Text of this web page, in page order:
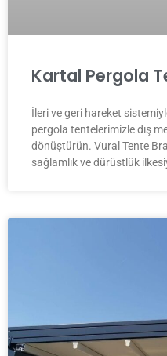
Kartal Pergola
İleri ve geri hareket
pergola tentelerimizle dış
dönüştürün. Vural Tente
sağlamlık ve dürüstlük